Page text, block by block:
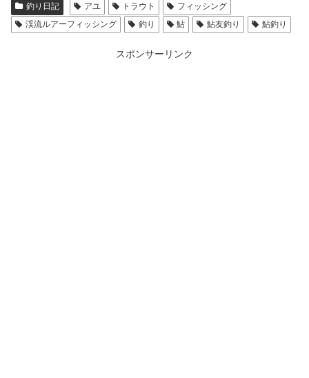
釣り日記 アユ トラウト
フィッシング
渓流ルアーフィッシング
釣り 鮎 鮎友釣り 鮎釣り
スポンサーリンク